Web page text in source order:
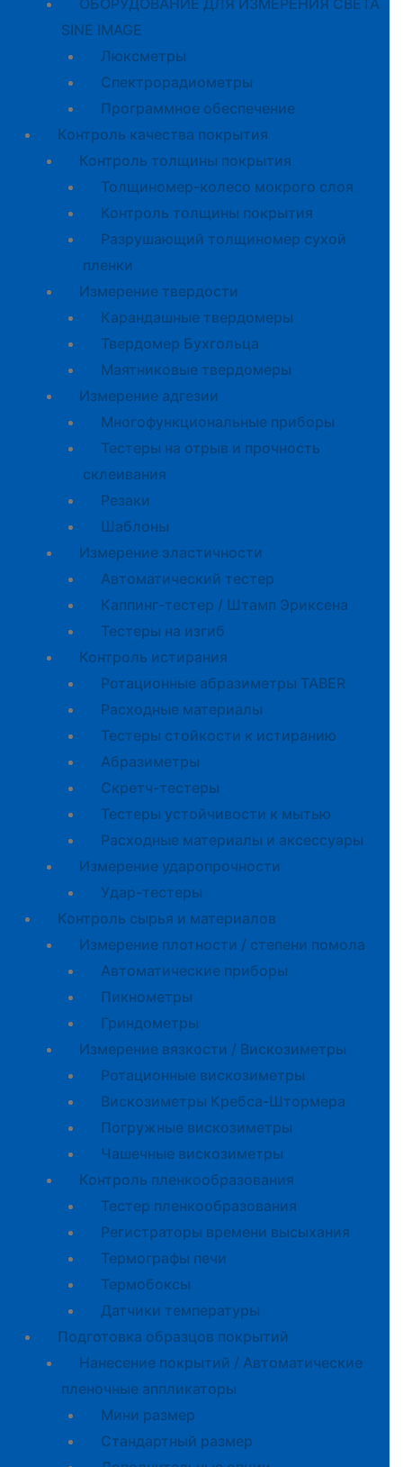
ОБОРУДОВАНИЕ ДЛЯ ИЗМЕРЕНИЯ СВЕТА
SINE IMAGE
Люксметры
Спектрорадиометры
Программное обеспечение
Контроль качества покрытия
Контроль толщины покрытия
Толщиномер-колесо мокрого слоя
Контроль толщины покрытия
Разрушающий толщиномер сухой
пленки
Измерение твердости
Карандашные твердомеры
Твердомер Бухгольца
Маятниковые твердомеры
Измерение адгезии
Многофункциональные приборы
Тестеры на отрыв и прочность
склеивания
Резаки
Шаблоны
Измерение эластичности
Автоматический тестер
Каппинг-тестер / Штамп Эриксена
Тестеры на изгиб
Контроль истирания
Ротационные абразиметры TABER
Расходные материалы
Тестеры стойкости к истиранию
Абразиметры
Скретч-тестеры
Тестеры устойчивости к мытью
Расходные материалы и аксессуары
Измерение ударопрочности
Удар-тестеры
Контроль сырья и материалов
Измерение плотности / степени помола
Автоматические приборы
Пикнометры
Гриндометры
Измерение вязкости / Вискозиметры
Ротационные вискозиметры
Вискозиметры Кребса-Штормера
Погружные вискозиметры
Чашечные вискозиметры
Контроль пленкообразования
Тестер пленкообразования
Регистраторы времени высыхания
Термографы печи
Термобоксы
Датчики температуры
Подготовка образцов покрытий
Нанесение покрытий / Автоматические
пленочные аппликаторы
Мини размер
Стандартный размер